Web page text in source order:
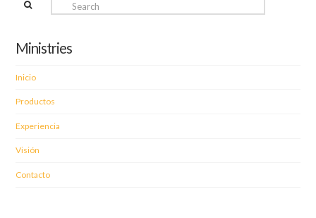
Ministries
Inicio
Productos
Experiencia
Visión
Contacto